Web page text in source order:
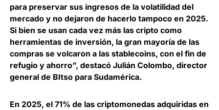
para preservar sus ingresos de la volatilidad del
mercado y no dejaron de hacerlo tampoco en 2025.
Si bien se usan cada vez más las cripto como
herramientas de inversión, la gran mayoría de las
compras se volcaron a las stablecoins, con el fin de
refugio y ahorro”, destacó Julián Colombo, director
general de BItso para Sudamérica.
En 2025, el 71% de las criptomonedas adquiridas en